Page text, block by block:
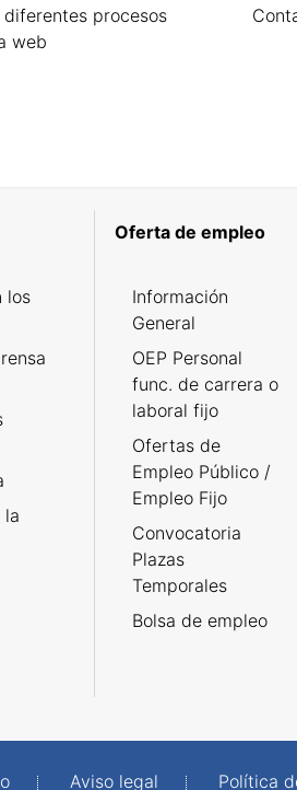
procesos
web
los
la
Oferta de empleo
Información
General
OEP Personal
func. de carrera o
laboral fijo
Ofertas de
Empleo Público /
Empleo Fijo
Convocatoria
Plazas
Temporales
Bolsa de empleo
Aviso legal Política